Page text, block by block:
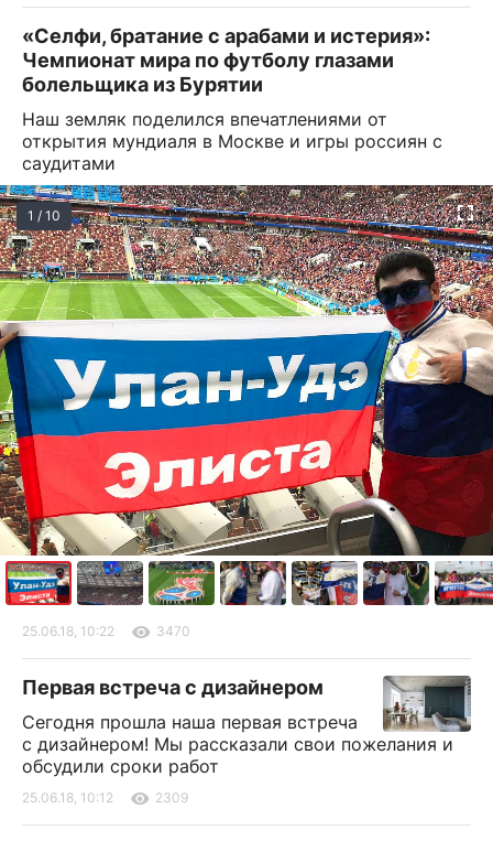
«Селфи, братание с арабами и истерия»:
Чемпионат мира по футболу глазами
болельщика из Бурятии
Наш земляк поделился впечатлениями от
открытия мундиаля в Москве и игры россиян с
саудитами
1 / 10
25.06.18, 10:22 3470
Первая встреча с дизайнером
Сегодня прошла наша первая встреча
с дизайнером! Мы рассказали свои пожелания и
обсудили сроки работ
25.06.18, 10:12 2309